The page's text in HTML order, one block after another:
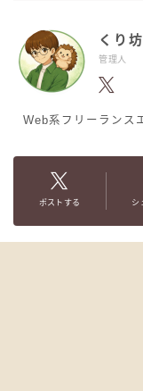
くり坊
管理人
Web系フリーランス
ポストする シ